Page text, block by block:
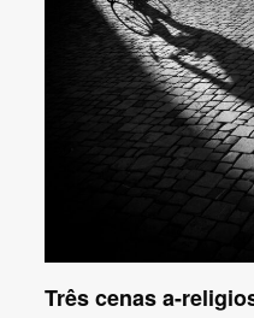
Três cenas a-